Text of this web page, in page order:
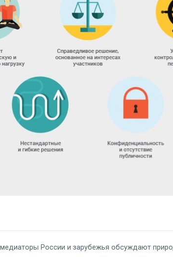
России и зарубежья обсуждают